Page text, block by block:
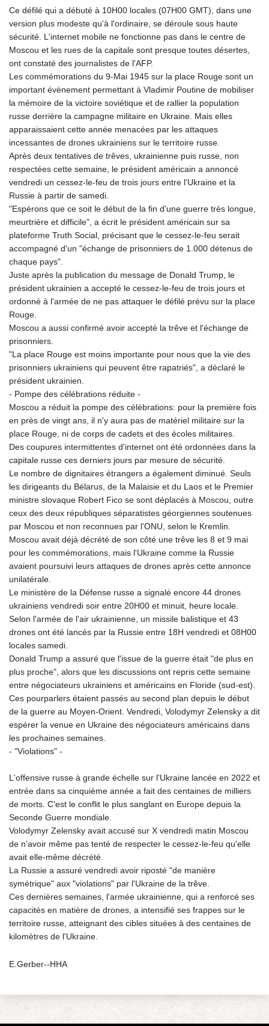
Ce défilé qui a débuté à 10H00 locales (07H00 GMT), dans une
version plus modeste qu'à l'ordinaire, se déroule sous haute
sécurité. L'internet mobile ne fonctionne pas dans le centre de
Moscou et les rues de la capitale sont presque toutes désertes,
ont constaté des journalistes de l'AFP.
Les commémorations du 9-Mai 1945 sur la place Rouge sont un
important évènement permettant à Vladimir Poutine de mobiliser
la mémoire de la victoire soviétique et de rallier la population
russe derrière la campagne militaire en Ukraine. Mais elles
apparaissaient cette année menacées par les attaques
incessantes de drones ukrainiens sur le territoire russe.
Après deux tentatives de trêves, ukrainienne puis russe, non
respectées cette semaine, le président américain a annoncé
vendredi un cessez-le-feu de trois jours entre l'Ukraine et la
Russie à partir de samedi.
"Espérons que ce soit le début de la fin d'une guerre très longue,
meurtrière et difficile", a écrit le président américain sur sa
plateforme Truth Social, précisant que le cessez-le-feu serait
accompagné d'un "échange de prisonniers de 1.000 détenus de
chaque pays".
Juste après la publication du message de Donald Trump, le
président ukrainien a accepté le cessez-le-feu de trois jours et
ordonné à l'armée de ne pas attaquer le défilé prévu sur la place
Rouge.
Moscou a aussi confirmé avoir accepté la trêve et l'échange de
prisonniers.
"La place Rouge est moins importante pour nous que la vie des
prisonniers ukrainiens qui peuvent être rapatriés", a déclaré le
président ukrainien.
- Pompe des célébrations réduite -
Moscou a réduit la pompe des célébrations: pour la première fois
en près de vingt ans, il n'y aura pas de matériel militaire sur la
place Rouge, ni de corps de cadets et des écoles militaires.
Des coupures intermittentes d'internet ont été ordonnées dans la
capitale russe ces derniers jours par mesure de sécurité.
Le nombre de dignitaires étrangers a également diminué. Seuls
les dirigeants du Bélarus, de la Malaisie et du Laos et le Premier
ministre slovaque Robert Fico se sont déplacés à Moscou, outre
ceux des deux républiques séparatistes géorgiennes soutenues
par Moscou et non reconnues par l'ONU, selon le Kremlin.
Moscou avait déjà décrété de son côté une trêve les 8 et 9 mai
pour les commémorations, mais l'Ukraine comme la Russie
avaient poursuivi leurs attaques de drones après cette annonce
unilatérale.
Le ministère de la Défense russe a signalé encore 44 drones
ukrainiens vendredi soir entre 20H00 et minuit, heure locale.
Selon l'armée de l'air ukrainienne, un missile balistique et 43
drones ont été lancés par la Russie entre 18H vendredi et 08H00
locales samedi.
Donald Trump a assuré que l'issue de la guerre était "de plus en
plus proche", alors que les discussions ont repris cette semaine
entre négociateurs ukrainiens et américains en Floride (sud-est).
Ces pourparlers étaient passés au second plan depuis le début
de la guerre au Moyen-Orient. Vendredi, Volodymyr Zelensky a dit
espérer la venue en Ukraine des négociateurs américains dans
les prochaines semaines.
- "Violations" -
L'offensive russe à grande échelle sur l'Ukraine lancée en 2022 et
entrée dans sa cinquième année a fait des centaines de milliers
de morts. C'est le conflit le plus sanglant en Europe depuis la
Seconde Guerre mondiale.
Volodymyr Zelensky avait accusé sur X vendredi matin Moscou
de n'avoir même pas tenté de respecter le cessez-le-feu qu'elle
avait elle-même décrété.
La Russie a assuré vendredi avoir riposté "de manière
symétrique" aux "violations" par l'Ukraine de la trêve.
Ces dernières semaines, l'armée ukrainienne, qui a renforcé ses
capacités en matière de drones, a intensifié ses frappes sur le
territoire russe, atteignant des cibles situées à des centaines de
kilomètres de l'Ukraine.
E.Gerber--HHA